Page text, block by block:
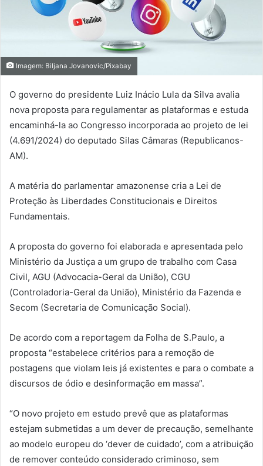
Imagem: Biljana Jovanovic/Pixabay
O governo do presidente Luiz Inácio Lula da Silva avalia
nova proposta para regulamentar as plataformas e estuda
encaminhá-la ao Congresso incorporada ao projeto de lei
(4.691/2024) do deputado Silas Câmaras (Republicanos-
AM).
A matéria do parlamentar amazonense cria a Lei de
Proteção às Liberdades Constitucionais e Direitos
Fundamentais.
A proposta do governo foi elaborada e apresentada pelo
Ministério da Justiça a um grupo de trabalho com Casa
Civil, AGU (Advocacia-Geral da União), CGU
(Controladoria-Geral da União), Ministério da Fazenda e
Secom (Secretaria de Comunicação Social).
De acordo com a reportagem da Folha de S.Paulo, a
proposta “estabelece critérios para a remoção de
postagens que violam leis já existentes e para o combate a
discursos de ódio e desinformação em massa”.
“O novo projeto em estudo prevê que as plataformas
estejam submetidas a um dever de precaução, semelhante
ao modelo europeu do ‘dever de cuidado’, com a atribuição
de remover conteúdo considerado criminoso, sem